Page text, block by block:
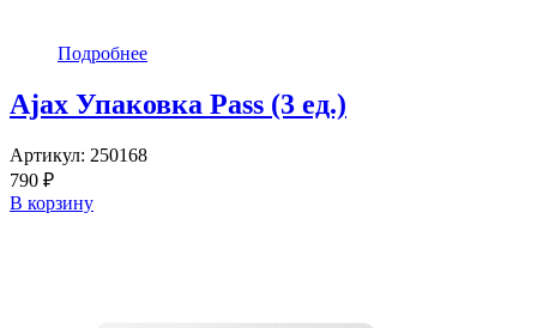
Подробнее
Ajax Упаковка Pass (3 ед.)
Артикул: 250168
790 ₽
В корзину